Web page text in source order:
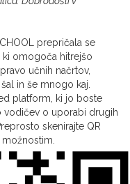
prepričala se
ki omogoča hitrejšo
učnih načrtov,
in še mnogo kaj.
platform, ki jo boste
vodičev o uporabi drugih
skenirajte QR